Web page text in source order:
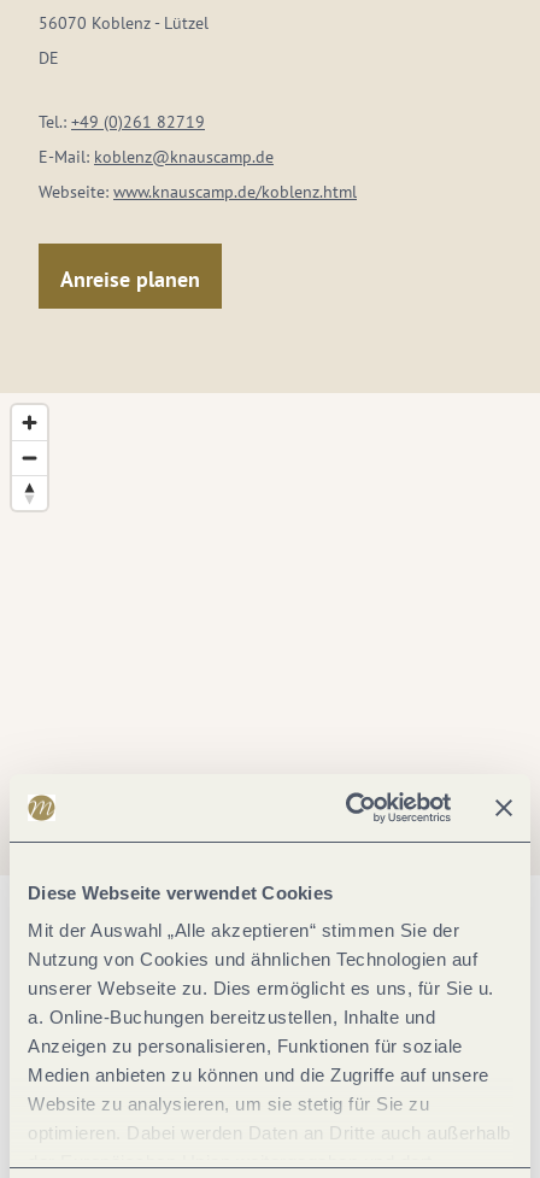
Diese Webseite verwendet Cookies
Mit der Auswahl „Alle akzeptieren“ stimmen Sie der
Nutzung von Cookies und ähnlichen Technologien auf
unserer Webseite zu. Dies ermöglicht es uns, für Sie u.
a. Online-Buchungen bereitzustellen, Inhalte und
Anzeigen zu personalisieren, Funktionen für soziale
Medien anbieten zu können und die Zugriffe auf unsere
Website zu analysieren, um sie stetig für Sie zu
optimieren. Dabei werden Daten an Dritte auch außerhalb
56070 Koblenz - Lützel
DE
Tel.: +49 (0)261 82719
E-Mail: koblenz@knauscamp.de
Webseite: www.knauscamp.de/koblenz.html
Anreise planen
Allgemeine Informationen
Klassifikationen
Einrichtungen Camping